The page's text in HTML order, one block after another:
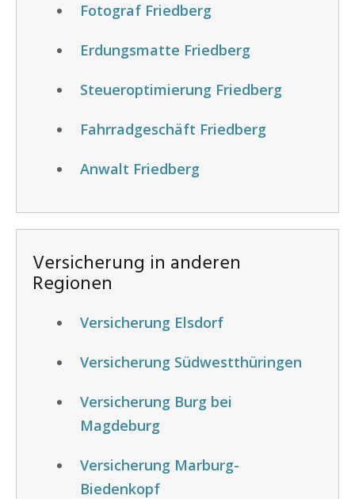
Fotograf Friedberg
Erdungsmatte Friedberg
Steueroptimierung Friedberg
Fahrradgeschäft Friedberg
Anwalt Friedberg
Versicherung in anderen
Regionen
Versicherung Elsdorf
Versicherung Südwestthüringen
Versicherung Burg bei
Magdeburg
Versicherung Marburg-
Biedenkopf